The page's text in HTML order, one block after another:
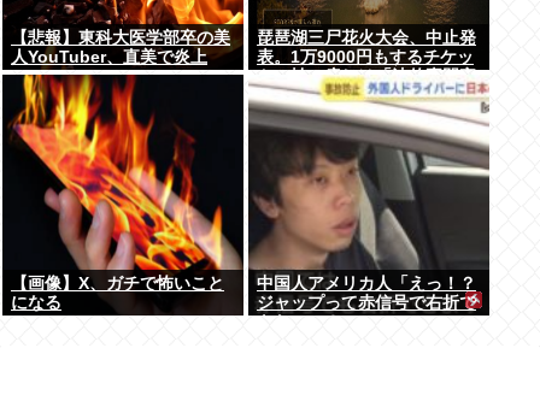
【悲報】東科大医学部卒の美
人YouTuber、直美で炎上
www
琵琶湖三尸花火大会、中止発
表。1万9000円もするチケッ
トの払い戻しは「法的専門家
への相談を行いながら」で確
約せず
【画像】X、ガチで怖いこと
になる
中国人アメリカ人「えっ！？
ジャップって赤信号で右折で